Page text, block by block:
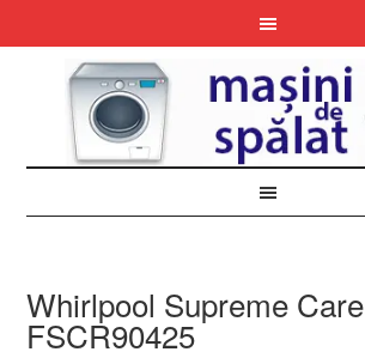
Whirlpool Supreme Care
FSCR90425